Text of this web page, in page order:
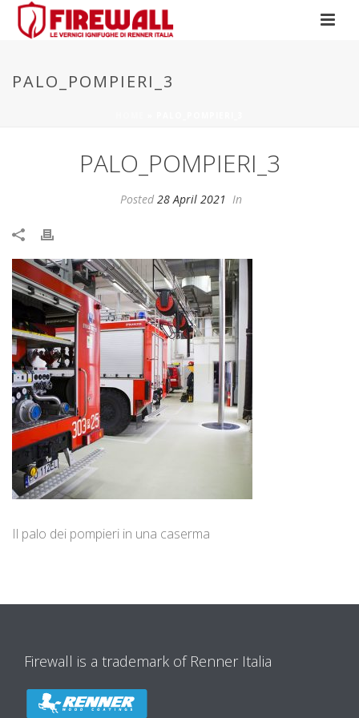
PALO_POMPIERI_3
PALO_POMPIERI_3
Posted 28 April 2021 In
Il palo dei pompieri in una caserma
Firewall is a trademark of Renner Italia